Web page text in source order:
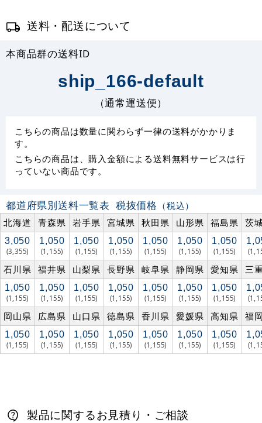
送料・配送について
本商品群の送料ID
ship_166-default
（通常運送便）
こちらの商品は数量に関わらず一律の送料がかかりま
す。
こちらの商品は、購入金額による送料無料サービスは行
っていない商品です。
都道府県別送料一覧表 税抜価格 （税込）
北海道
青森県 岩手県 宮城県 秋田県 山形県 福島県 茨
3,050
(3,355)
1,050
(1,155)
1,050
(1,155)
1,050
(1,155)
1,050
(1,155)
1,050
(1,155)
1,050
(1,155)
石川県 福井県 山梨県 長野県 岐阜県 静岡県 愛知県 三
1,050
(1,155)
1,050
(1,155)
1,050
(1,155)
1,050
(1,155)
1,050
(1,155)
1,050
(1,155)
1,050
(1,155)
岡山県 広島県 山口県 徳島県 香川県 愛媛県 高知県 福
1,050
(1,155)
1,050
(1,155)
1,050
(1,155)
1,050
(1,155)
1,050
(1,155)
1,050
(1,155)
1,050
(1,155)
製品に関するお見積り・ご相談